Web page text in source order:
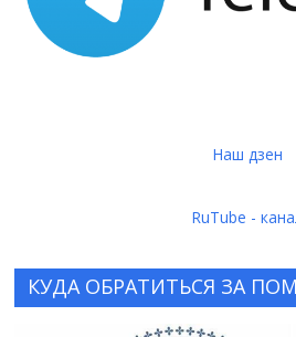
Наш дзен
RuTube -
КУДА ОБРАТИТЬСЯ ЗА